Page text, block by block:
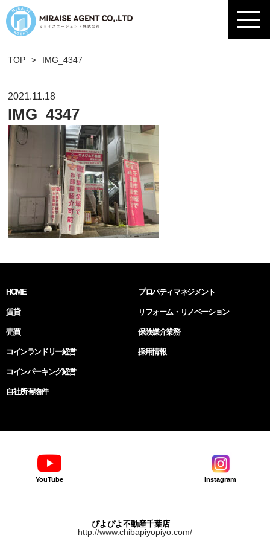
TOP > IMG_4347
2021.11.18
IMG_4347
HOME
賃貸
売買
プロパティマネジメント
リフォーム・リノベーション
保険媒介業務
コインランドリー経営
コインパーキング経営
自社所有物件
採用情報
YouTube Instagram
ぴよぴよ不動産千葉店
http://www.chibapiyopiyo.com/